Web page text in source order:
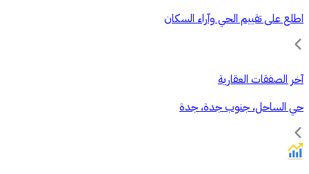
اطلع على تقييم الحي وآراء السكان
آخر الصفقات العقارية
حي الساحل، جنوب جدة، جدة